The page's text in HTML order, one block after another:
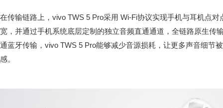
在传输链路上，vivo TWS 5 Pro采用 Wi-Fi协议实现手机与耳机点
宽，并通过手机系统底层定制的独立音频直通通道，全链路原生传
通蓝牙传输，vivo TWS 5 Pro能够减少音源损耗，让更多声音细节
感。